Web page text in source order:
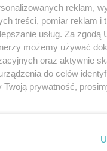
PRYWATNOŚCI
RSS
Nasze serwisy
reklam,
treści, pomiar reklam i
usług. Za zgodą
możemy używać
oraz aktywnie
do celów
Twoją prywatność,
lewym dolnym rogu strony